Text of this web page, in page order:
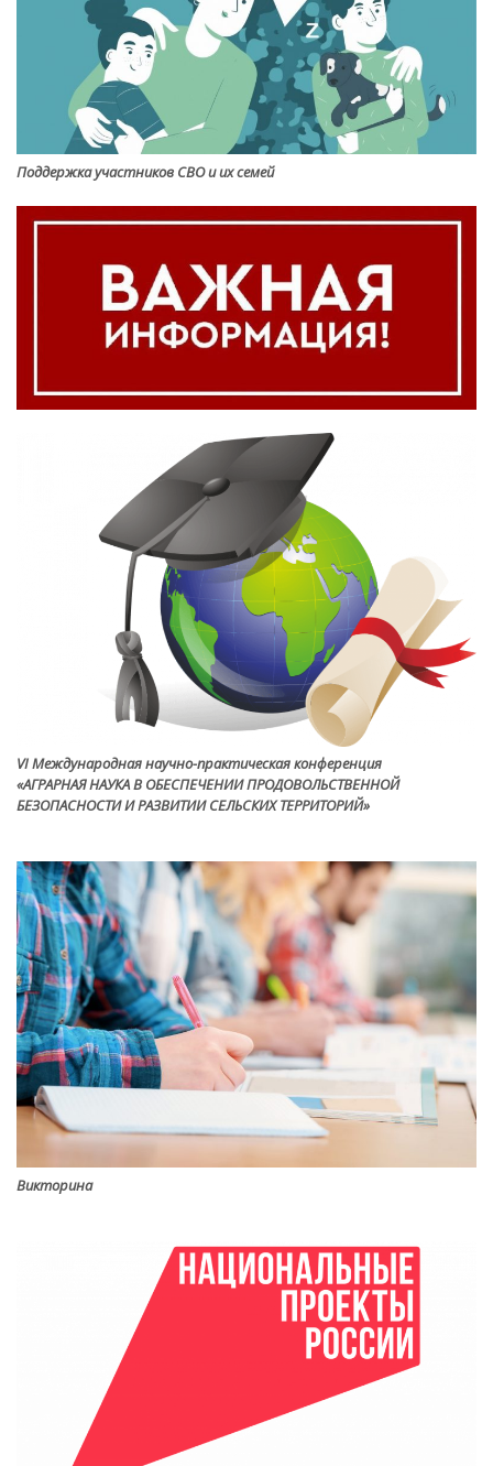
Поддержка участников СВО и их семей
VI Международная научно-практическая конференция
«АГРАРНАЯ НАУКА В ОБЕСПЕЧЕНИИ ПРОДОВОЛЬСТВЕННОЙ
БЕЗОПАСНОСТИ И РАЗВИТИИ СЕЛЬСКИХ ТЕРРИТОРИЙ»
Викторина